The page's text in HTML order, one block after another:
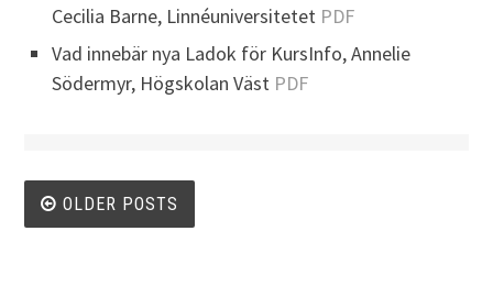
Cecilia Barne, Linnéuniversitetet PDF
Vad innebär nya Ladok för KursInfo, Annelie
Södermyr, Högskolan Väst PDF
Posts navigation
OLDER POSTS